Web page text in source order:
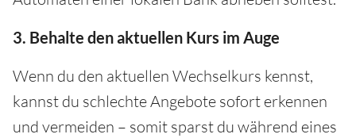
3. Behalte den aktuellen Kurs im Auge
Wenn du den aktuellen Wechselkurs kennst,
kannst du schlechte Angebote sofort erkennen
und vermeiden – somit sparst du während eines